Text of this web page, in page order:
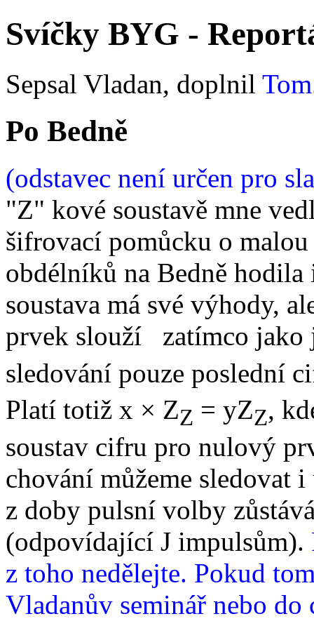
Svíčky BYG -
Sepsal Vladan, doplnil Tom
Po Bedně
(odstavec není určen pro
"Z" kové soustavě mne
šifrovací pomůcku o
obdélníků na Bedně
soustava má své výhody,
prvek slouží zatímco jako
sledování pouze poslední
Platí totiž x × ZZ = yZZ,
soustav cifru pro nulový
chování můžeme sledovat
z doby pulsní volby
(odpovídající J impulsům).
z toho nedělejte. Pokud
Vladanův seminář nebo do